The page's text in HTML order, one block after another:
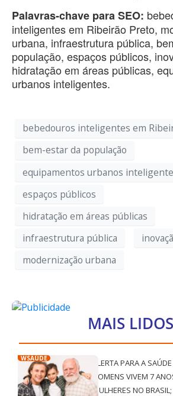
Palavras-chave para SEO:
inteligentes em Ribeirão Preto,
urbana, infraestrutura pública,
população, espaços públicos,
hidratação em áreas públicas,
urbanos inteligentes.
bebedouros inteligentes em
bem-estar da população
equipamentos urbanos
espaços públicos
hidratação em áreas públicas
infraestrutura pública
modernização urbana
MAIS
WSAÚDE
ALERTA PARA A
HOMENS VIVEM 7
MULHERES NO